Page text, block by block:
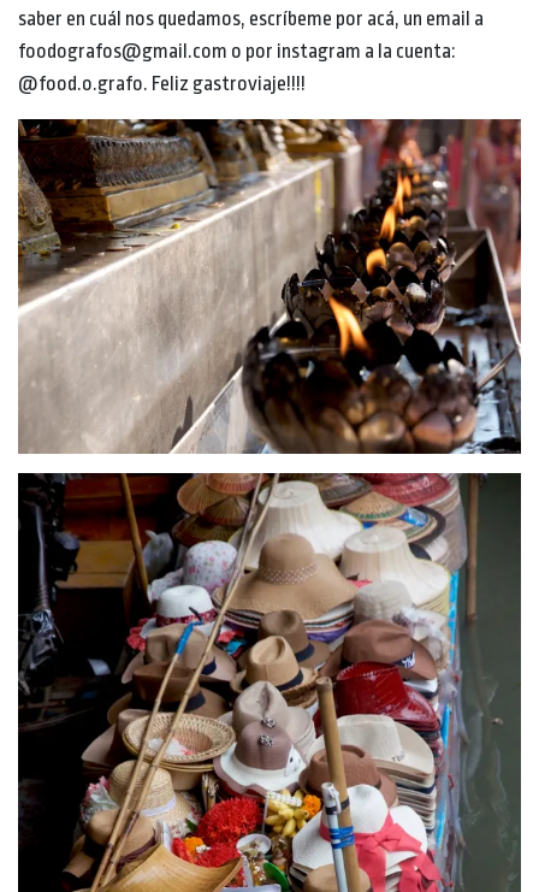
saber en cuál nos quedamos, escríbeme por acá, un email a
foodografos@gmail.com o por instagram a la cuenta:
@food.o.grafo. Feliz gastroviaje!!!!